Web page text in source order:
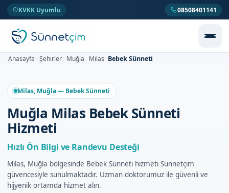
KVKK Uyumlu 08508401141
Anasayfa Şehirler Muğla Milas Bebek Sünneti
Milas, Muğla — Bebek Sünneti
Muğla Milas Bebek Sünneti
Hizmeti
Hızlı Ön Bilgi ve Randevu Desteği
Milas, Muğla bölgesinde Bebek Sünneti hizmeti Sünnetçim
güvencesiyle sunulmaktadır. Uzman doktorumuz ile güvenli ve
hijyenik ortamda hizmet alın.